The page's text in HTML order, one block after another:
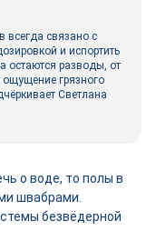
всегда связано с
и испортить
остаются разводы, от
грязного
Светлана
о воде, то полы в
швабрами.
безвёдерной